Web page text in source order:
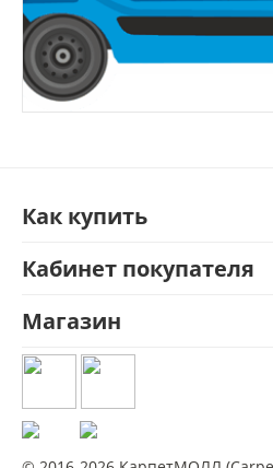
Как купить
Кабинет покупателя
Магазин